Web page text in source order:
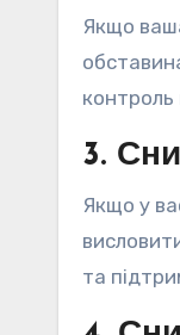
Якщо
3.
Якщо у
та